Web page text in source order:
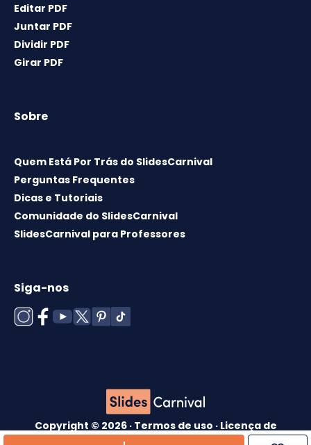
Editar PDF
Juntar PDF
Dividir PDF
Girar PDF
Sobre
Quem Está Por Trás do SlidesCarnival
Perguntas Frequentes
Dicas e Tutoriais
Comunidade do SlidesCarnival
SlidesCarnival para Professores
Siga-nos
Copyright © 2026 · Termos de uso · Licença de
Política de cookies política de